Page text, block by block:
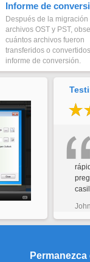
Informe de
Después de la migración
archivos OST y PST,
cuántos archivos fueron
transferidos o
informe de conversión.